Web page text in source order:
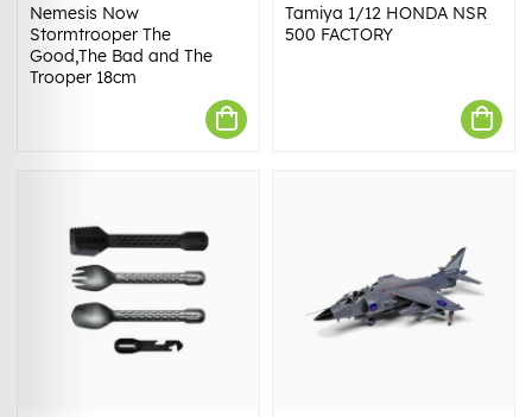
Nemesis Now
Stormtrooper The
Good,The Bad and The
Trooper 18cm
Tamiya 1/12 HONDA NSR
500 FACTORY